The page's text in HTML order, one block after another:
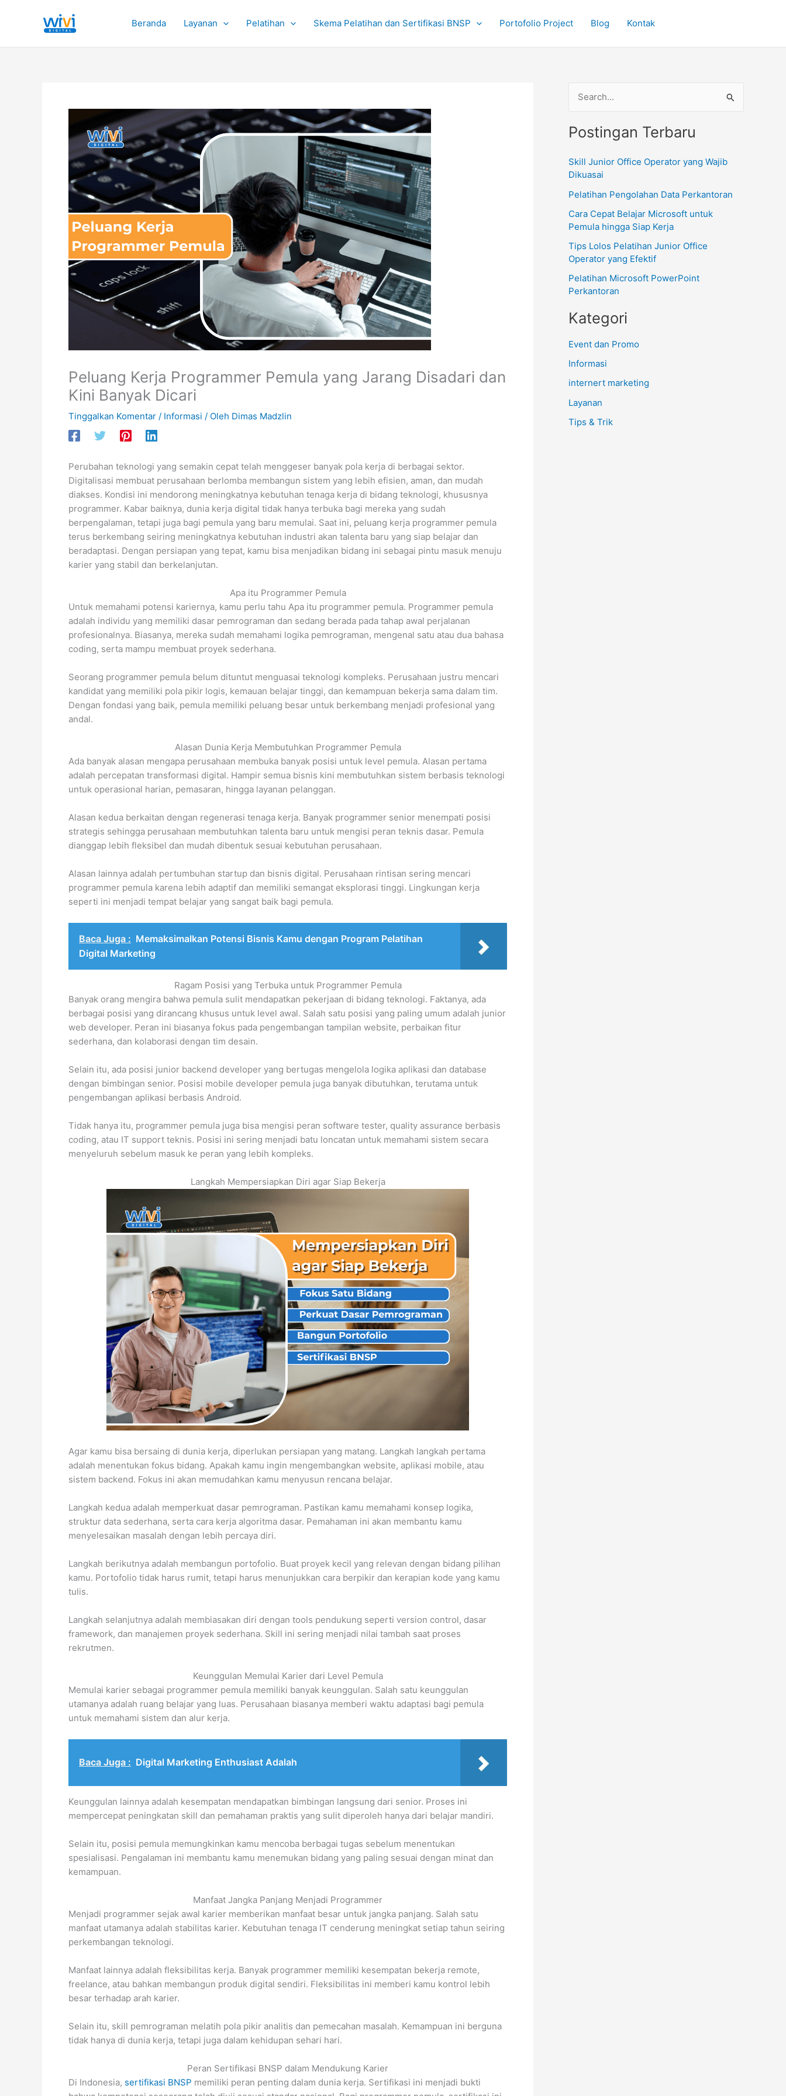
Beranda Layanan Pelatihan Skema Pelatihan dan Sertifikasi BNSP Portofolio Project Blog Kontak
Peluang Kerja Programmer Pemula yang Jarang Disadari dan
Kini Banyak Dicari
Tinggalkan Komentar / Informasi / Oleh Dimas Madzlin
Perubahan teknologi yang semakin cepat telah menggeser banyak pola kerja di berbagai sektor.
Digitalisasi membuat perusahaan berlomba membangun sistem yang lebih efisien, aman, dan mudah
diakses. Kondisi ini mendorong meningkatnya kebutuhan tenaga kerja di bidang teknologi, khususnya
programmer. Kabar baiknya, dunia kerja digital tidak hanya terbuka bagi mereka yang sudah
berpengalaman, tetapi juga bagi pemula yang baru memulai. Saat ini, peluang kerja programmer pemula
terus berkembang seiring meningkatnya kebutuhan industri akan talenta baru yang siap belajar dan
beradaptasi. Dengan persiapan yang tepat, kamu bisa menjadikan bidang ini sebagai pintu masuk menuju
karier yang stabil dan berkelanjutan.
Apa itu Programmer Pemula
Untuk memahami potensi kariernya, kamu perlu tahu Apa itu programmer pemula. Programmer pemula
adalah individu yang memiliki dasar pemrograman dan sedang berada pada tahap awal perjalanan
profesionalnya. Biasanya, mereka sudah memahami logika pemrograman, mengenal satu atau dua bahasa
coding, serta mampu membuat proyek sederhana.
Seorang programmer pemula belum dituntut menguasai teknologi kompleks. Perusahaan justru mencari
kandidat yang memiliki pola pikir logis, kemauan belajar tinggi, dan kemampuan bekerja sama dalam tim.
Dengan fondasi yang baik, pemula memiliki peluang besar untuk berkembang menjadi profesional yang
andal.
Alasan Dunia Kerja Membutuhkan Programmer Pemula
Ada banyak alasan mengapa perusahaan membuka banyak posisi untuk level pemula. Alasan pertama
adalah percepatan transformasi digital. Hampir semua bisnis kini membutuhkan sistem berbasis teknologi
untuk operasional harian, pemasaran, hingga layanan pelanggan.
Alasan kedua berkaitan dengan regenerasi tenaga kerja. Banyak programmer senior menempati posisi
strategis sehingga perusahaan membutuhkan talenta baru untuk mengisi peran teknis dasar. Pemula
dianggap lebih fleksibel dan mudah dibentuk sesuai kebutuhan perusahaan.
Alasan lainnya adalah pertumbuhan startup dan bisnis digital. Perusahaan rintisan sering mencari
programmer pemula karena lebih adaptif dan memiliki semangat eksplorasi tinggi. Lingkungan kerja
seperti ini menjadi tempat belajar yang sangat baik bagi pemula.
Baca Juga : Memaksimalkan Potensi Bisnis Kamu dengan Program Pelatihan
Digital Marketing
Ragam Posisi yang Terbuka untuk Programmer Pemula
Banyak orang mengira bahwa pemula sulit mendapatkan pekerjaan di bidang teknologi. Faktanya, ada
berbagai posisi yang dirancang khusus untuk level awal. Salah satu posisi yang paling umum adalah junior
web developer. Peran ini biasanya fokus pada pengembangan tampilan website, perbaikan fitur
sederhana, dan kolaborasi dengan tim desain.
Selain itu, ada posisi junior backend developer yang bertugas mengelola logika aplikasi dan database
dengan bimbingan senior. Posisi mobile developer pemula juga banyak dibutuhkan, terutama untuk
pengembangan aplikasi berbasis Android.
Tidak hanya itu, programmer pemula juga bisa mengisi peran software tester, quality assurance berbasis
coding, atau IT support teknis. Posisi ini sering menjadi batu loncatan untuk memahami sistem secara
menyeluruh sebelum masuk ke peran yang lebih kompleks.
Langkah Mempersiapkan Diri agar Siap Bekerja
Agar kamu bisa bersaing di dunia kerja, diperlukan persiapan yang matang. Langkah langkah pertama
adalah menentukan fokus bidang. Apakah kamu ingin mengembangkan website, aplikasi mobile, atau
sistem backend. Fokus ini akan memudahkan kamu menyusun rencana belajar.
Langkah kedua adalah memperkuat dasar pemrograman. Pastikan kamu memahami konsep logika,
struktur data sederhana, serta cara kerja algoritma dasar. Pemahaman ini akan membantu kamu
menyelesaikan masalah dengan lebih percaya diri.
Langkah berikutnya adalah membangun portofolio. Buat proyek kecil yang relevan dengan bidang pilihan
kamu. Portofolio tidak harus rumit, tetapi harus menunjukkan cara berpikir dan kerapian kode yang kamu
tulis.
Langkah selanjutnya adalah membiasakan diri dengan tools pendukung seperti version control, dasar
framework, dan manajemen proyek sederhana. Skill ini sering menjadi nilai tambah saat proses
rekrutmen.
Keunggulan Memulai Karier dari Level Pemula
Memulai karier sebagai programmer pemula memiliki banyak keunggulan. Salah satu keunggulan
utamanya adalah ruang belajar yang luas. Perusahaan biasanya memberi waktu adaptasi bagi pemula
untuk memahami sistem dan alur kerja.
Baca Juga : Digital Marketing Enthusiast Adalah
Keunggulan lainnya adalah kesempatan mendapatkan bimbingan langsung dari senior. Proses ini
mempercepat peningkatan skill dan pemahaman praktis yang sulit diperoleh hanya dari belajar mandiri.
Selain itu, posisi pemula memungkinkan kamu mencoba berbagai tugas sebelum menentukan
spesialisasi. Pengalaman ini membantu kamu menemukan bidang yang paling sesuai dengan minat dan
kemampuan.
Manfaat Jangka Panjang Menjadi Programmer
Menjadi programmer sejak awal karier memberikan manfaat besar untuk jangka panjang. Salah satu
manfaat utamanya adalah stabilitas karier. Kebutuhan tenaga IT cenderung meningkat setiap tahun seiring
perkembangan teknologi.
Manfaat lainnya adalah fleksibilitas kerja. Banyak programmer memiliki kesempatan bekerja remote,
freelance, atau bahkan membangun produk digital sendiri. Fleksibilitas ini memberi kamu kontrol lebih
besar terhadap arah karier.
Selain itu, skill pemrograman melatih pola pikir analitis dan pemecahan masalah. Kemampuan ini berguna
tidak hanya di dunia kerja, tetapi juga dalam kehidupan sehari hari.
Peran Sertifikasi BNSP dalam Mendukung Karier
Di Indonesia, sertifikasi BNSP memiliki peran penting dalam dunia kerja. Sertifikasi ini menjadi bukti
r
u
u
:
Postingan Terbaru
Skill Junior Office Operator yang Wajib
Dikuasai
Pelatihan Pengolahan Data Perkantoran
Cara Cepat Belajar Microsoft untuk
Pemula hingga Siap Kerja
Tips Lolos Pelatihan Junior Office
Operator yang Efektif
Pelatihan Microsoft PowerPoint
Perkantoran
Kategori
Event dan Promo
Informasi
internert marketing
Layanan
Tips & Trik